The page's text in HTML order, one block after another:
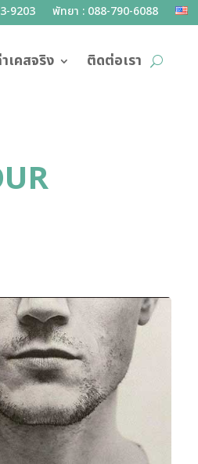
9203 พัทยา : 088-790-6088
เคสจริง ติดต่อเรา